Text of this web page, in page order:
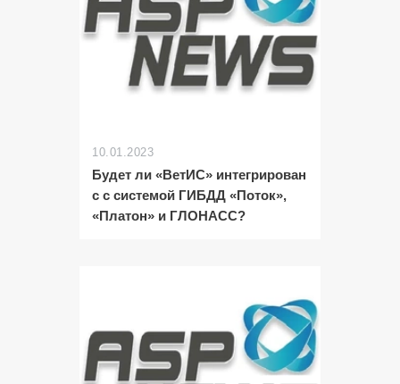
10.01.2023
Будет ли «ВетИС» интегрирован
с с системой ГИБДД «Поток»,
«Платон» и ГЛОНАСС?